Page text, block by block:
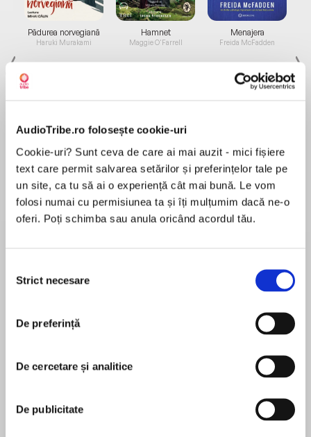
AudioTribe.ro folosește cookie-uri
Cookie-uri? Sunt ceva de care ai mai auzit - mici fișiere
text care permit salvarea setărilor și preferințelor tale pe
un site, ca tu să ai o experiență cât mai bună. Le vom
folosi numai cu permisiunea ta și îți mulțumim dacă ne-o
oferi. Poți schimba sau anula oricând acordul tău.
consimțământului
Strict necesare
De preferință
De cercetare și analitice
De publicitate
Pădurea norvegiană
Haruki Murakami
Elita de Argint (Elita
de...
Dani Francis
Hamnet
Maggie O'Farrell
Diavolul se îmbracă de
la...
Lauren Weisberger
Menajera
Freida McFadden
Migdală
Sohn Won-pyung
Secretele succesului este una dintre cele mai
cunoscute și mai citite cărți din toate timpurile,
succesul ce le scăpa până atunci printre
Ce îşi doresc oamenii? De cele mai multe ori,
este vorba despre o carieră ascendentă,
trai decent. Oricât de personale ar fi motivele
pentru care un om îşi doreşte ceva anume,
În acest moment nu există recenzii